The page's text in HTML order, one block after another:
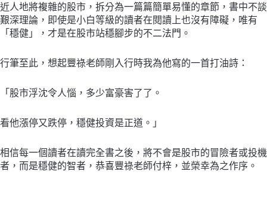
近人地將複雜的股市，拆分為一篇篇簡單易懂的章節，書中不談
艱深理論，即使是小白等級的讀者在閱讀上也沒有障礙，唯有
「穩健」，才是在股市站穩腳步的不二法門。
行筆至此，想起豐祿老師剛入行時我為他寫的一首打油詩：
「股市浮沈令人惱，多少富豪害了了。
看他漲停又跌停，穩健投資是正道。」
相信每一個讀者在讀完全書之後，將不會是股市的冒險者或投機
者，而是穩健的智者，恭喜豐祿老師付梓，並榮幸為之作序。